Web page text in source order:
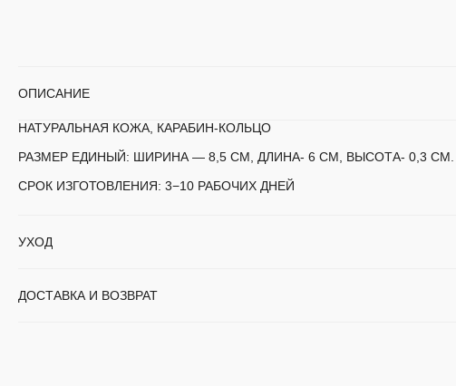
ОПИСАНИЕ
НАТУРАЛЬНАЯ КОЖА, КАРАБИН-КОЛЬЦО
РАЗМЕР ЕДИНЫЙ: ШИРИНА — 8,5 СМ, ДЛИНА- 6 СМ, ВЫСОТА- 0,3 СМ.
СРОК ИЗГОТОВЛЕНИЯ: 3−10 РАБОЧИХ ДНЕЙ
УХОД
ДОСТАВКА И ВОЗВРАТ